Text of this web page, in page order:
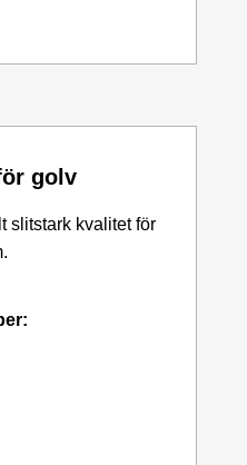
golv
slitstark kvalitet för